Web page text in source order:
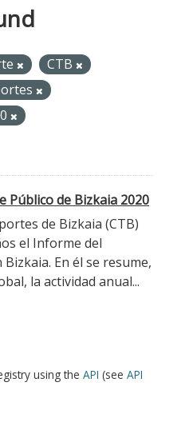
CTB
de Bizkaia 2020
de Bizkaia (CTB)
el Informe del
En él se resume,
la actividad anual...
using the API (see API